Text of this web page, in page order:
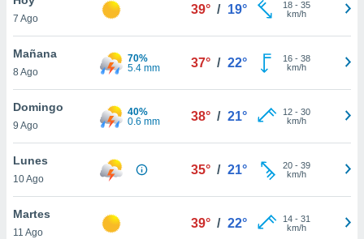
y
en
más
de
7 Ago
39° / 19° 18- 35
km/h
Mañana
8 Ago
70%
5.4 mm
37° / 22° 16- 38
km/h
Domingo
9 Ago
40%
0.6 mm
38° / 21° 12- 30
km/h
Lunes
10 Ago
35° / 21° 20- 39
km/h
Martes
11 Ago
39° / 22° 14- 31
km/h